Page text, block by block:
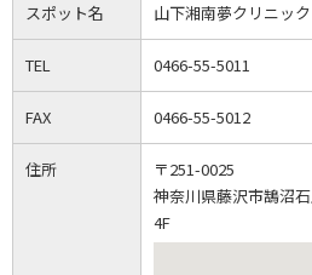
スポット名 山下湘南夢クリニック
TEL 0466-55-5011
FAX 0466-55-5012
住所
〒251-0025
神奈川県藤沢市鵠沼
4F